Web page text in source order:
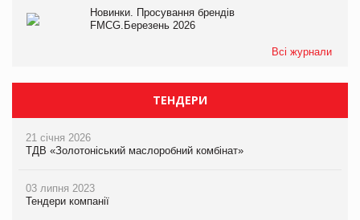
Новинки. Просування брендів
FMCG.Березень 2026
Всі журнали
ТЕНДЕРИ
21 січня 2026
ТДВ «Золотоніський маслоробний комбінат»
03 липня 2023
Тендери компанії